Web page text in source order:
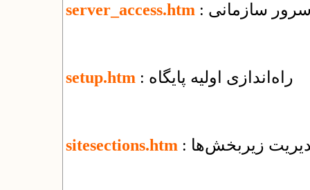
server_access.htm سرور سازمانی
setup.htm : راه‌اندازی اولیه پایگاه
sitesections.htm زیربخش‌ها